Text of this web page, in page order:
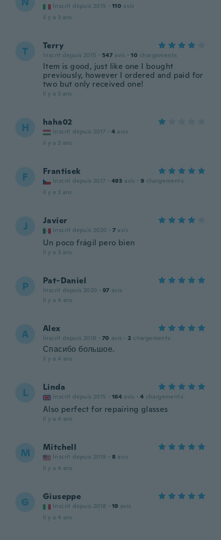
Inscrit depuis 2015 · 110 avis
il y a 3 ans
T Terry
Inscrit depuis 2015 · 547 avis · 10 chargements
Item is good, just like one I bought
previously, however I ordered and paid for
two but only received one!
il y a 3 ans
H haha02
Inscrit depuis 2017 · 4 avis
il y a 3 ans
F Frantisek
Inscrit depuis 2017 · 493 avis · 9 chargements
il y a 3 ans
J Javier
Inscrit depuis 2020 · 7 avis
Un poco frágil pero bien
il y a 3 ans
P Pat-Daniel
Inscrit depuis 2020 · 97 avis
il y a 4 ans
A Alex
Inscrit depuis 2018 · 70 avis · 2 chargements
Спасибо большое.
il y a 4 ans
L Linda
Inscrit depuis 2015 · 164 avis · 4 chargements
Also perfect for repairing glasses
il y a 4 ans
M Mitchell
Inscrit depuis 2019 · 8 avis
il y a 4 ans
G Giuseppe
Inscrit depuis 2018 · 19 avis
il y a 4 ans